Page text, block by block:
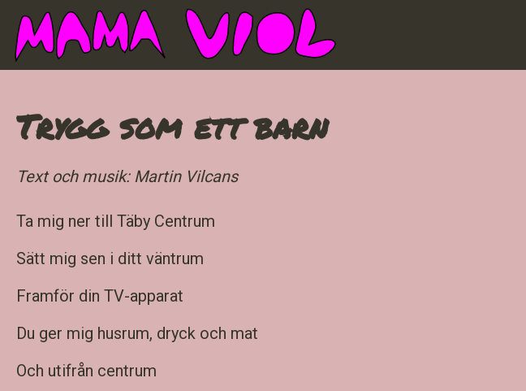
Trygg som ett barn
Text och musik: Martin Vilcans
Ta mig ner till Täby Centrum
Sätt mig sen i ditt väntrum
Framför din TV-apparat
Du ger mig husrum, dryck och mat
Och utifrån centrum